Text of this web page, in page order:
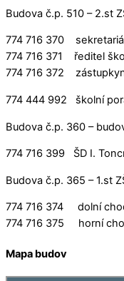
Budova č.p. 510 – 2.st
774 716 370
774 716 371 ředitel
774 716 372
774 444 992 školní
Budova č.p. 360 –
774 716 399 ŠD I.
Budova č.p. 365 – 1.st
774 716 374 dolní
774 716 375 horní
Mapa budov